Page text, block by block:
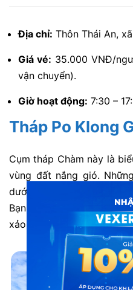
Địa chỉ: Thôn Thái An,
Giá vé: 35.000 VNĐ/
vận chuyển).
Giờ hoạt động: 7:30 –
Tháp Po Klong
Cụm tháp Chàm này là
vùng đất nắng gió.
dưới nắng tạo nên vẻ
Bạn sẽ được chiêm
xảo từ thế kỷ 13.